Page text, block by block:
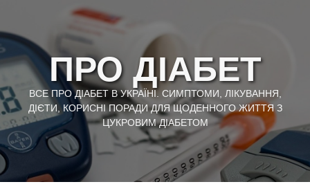
content
ПРО ДІАБЕТ
ВСЕ ПРО ДІАБЕТ В УКРАЇНІ. СИМПТОМИ, ЛІКУВАННЯ,
ДІЄТИ, КОРИСНІ ПОРАДИ ДЛЯ ЩОДЕННОГО ЖИТТЯ З
ЦУКРОВИМ ДІАБЕТОМ